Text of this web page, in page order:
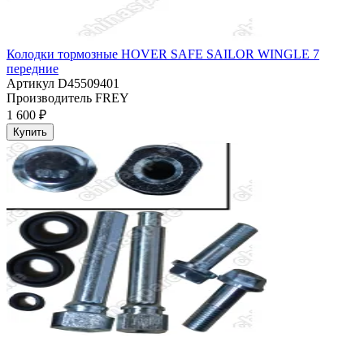
Колодки тормозные HOVER SAFE SAILOR WINGLE 7
передние
Артикул D45509401
Производитель FREY
1 600 ₽
Купить